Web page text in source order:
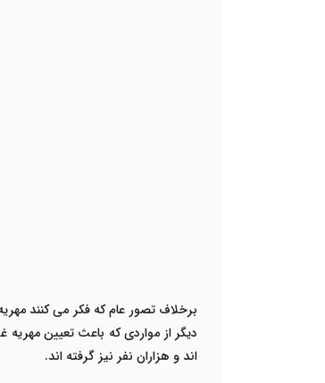
برخلاف تصور عام که فکر می کنند
دیگر از مواردی که باعث تعیین
اند و هزاران نفر نیز گرفته اند.